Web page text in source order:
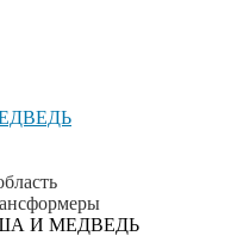
И МЕДВЕДЬ